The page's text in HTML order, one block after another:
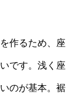
作るため、座
です。浅く座
のが基本。裾